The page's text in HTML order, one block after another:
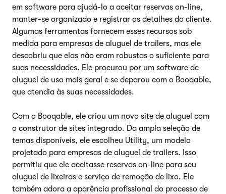
em software para ajudá-lo a aceitar reservas on-line,
manter-se organizado e registrar os detalhes do cliente.
Algumas ferramentas fornecem esses recursos sob
medida para empresas de aluguel de trailers, mas ele
descobriu que elas não eram robustas o suficiente para
suas necessidades. Ele procurou por um software de
aluguel de uso mais geral e se deparou com o Booqable,
que atendia às suas necessidades.
Com o Booqable, ele criou um novo site de aluguel com
o construtor de sites integrado. Da ampla seleção de
temas disponíveis, ele escolheu Utility, um modelo
projetado para empresas de aluguel de trailers. Isso
permitiu que ele aceitasse reservas on-line para seu
aluguel de lixeiras e serviço de remoção de lixo. Ele
também adora a aparência profissional do processo de